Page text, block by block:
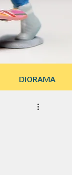
DIORAMA